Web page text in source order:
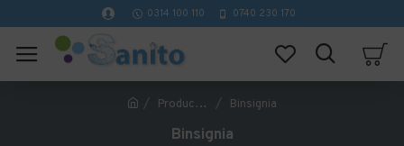
0314 100 110 0740 230 170
Producător Binsignia
Binsignia